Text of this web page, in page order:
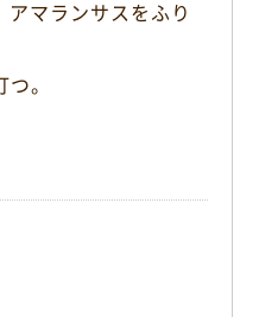
マランサスをふり
。